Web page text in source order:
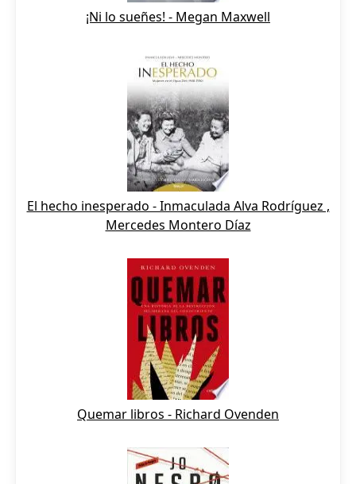
¡Ni lo sueñes! - Megan Maxwell
El hecho inesperado - Inmaculada Alva Rodríguez ,
Mercedes Montero Díaz
Quemar libros - Richard Ovenden